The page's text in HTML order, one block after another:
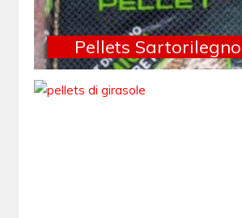
Pellets Sartorilegno